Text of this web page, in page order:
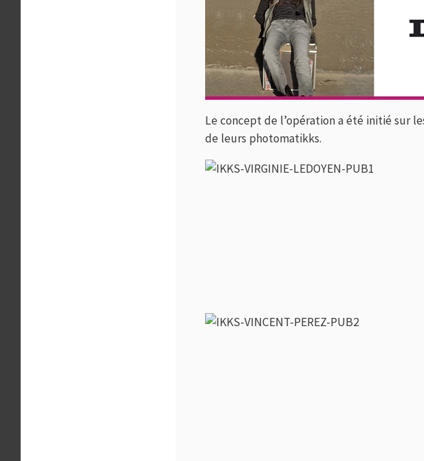
Le concept de l’opération a été initié sur
de leurs photomatikks.